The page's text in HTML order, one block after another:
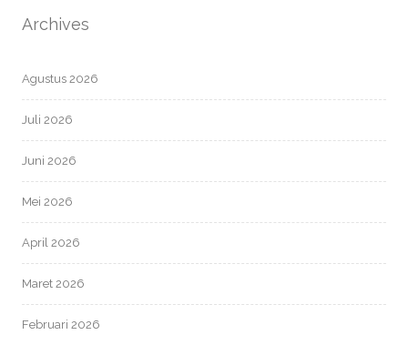
Archives
Agustus 2026
Juli 2026
Juni 2026
Mei 2026
April 2026
Maret 2026
Februari 2026